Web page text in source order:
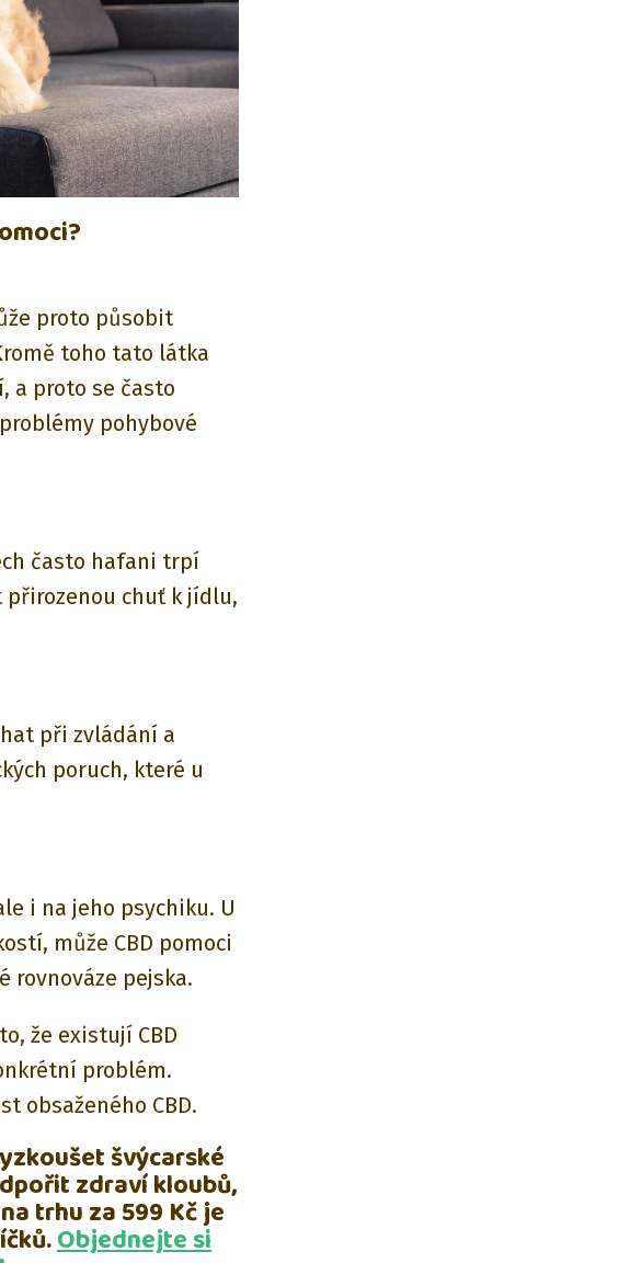
proto působit
toho tato látka
a proto se často
pohybové
často hafani trpí
přirozenou chuť k jídlu,
při zvládání a
poruch, které u
i na jeho psychiku. U
může CBD pomoci
rovnováze pejska.
že existují CBD
problém.
obsaženého CBD.
švýcarské
zdraví kloubů,
trhu za 599 Kč je
Objednejte si